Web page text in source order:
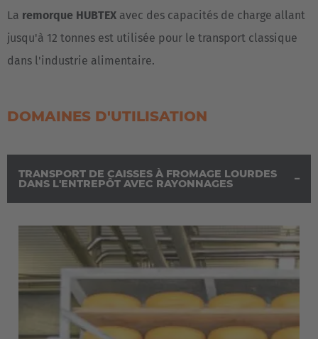
La remorque HUBTEX avec des capacités de charge allant
jusqu'à 12 tonnes est utilisée pour le transport classique
dans l'industrie alimentaire.
DOMAINES D'UTILISATION
TRANSPORT DE CAISSES À FROMAGE LOURDES
DANS L'ENTREPÔT AVEC RAYONNAGES